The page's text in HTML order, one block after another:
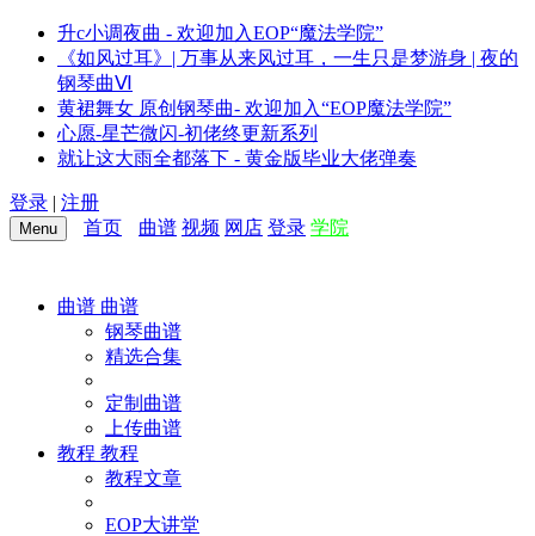
升c小调夜曲 - 欢迎加入EOP“魔法学院”
《如风过耳》| 万事从来风过耳，一生只是梦游身 | 夜的
钢琴曲Ⅵ
黄裙舞女 原创钢琴曲- 欢迎加入“EOP魔法学院”
心愿-星芒微闪-初佬终更新系列
就让这大雨全都落下 - 黄金版毕业大佬弹奏
登录 | 注册
Menu 首页 曲谱 视频 网店 登录 学院
曲谱 曲谱
钢琴曲谱
精选合集
定制曲谱
上传曲谱
教程 教程
教程文章
EOP大讲堂